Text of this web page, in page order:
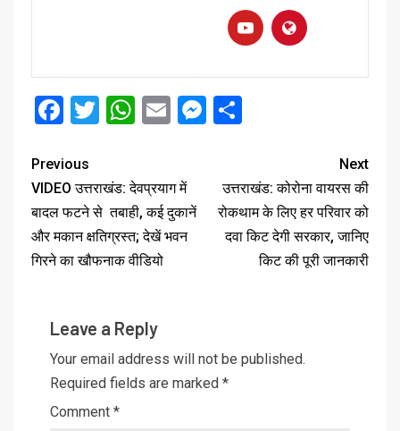
Facebook
TwitterWhatsApp
EmailMessenger
Previous
VIDEO उत्तराखंड: देवप्रयाग में
बादल फटने से तबाही, कई दुकानें
और मकान क्षतिग्रस्त; देखें भवन
गिरने का खौफनाक वीडियो
Next
उत्तराखंड: कोरोना वायरस की
रोकथाम के लिए हर परिवार को
दवा किट देगी सरकार, जानिए
किट की पूरी जानकारी
Leave a Reply
Your email address will not be published.
Required fields are marked *
Comment *